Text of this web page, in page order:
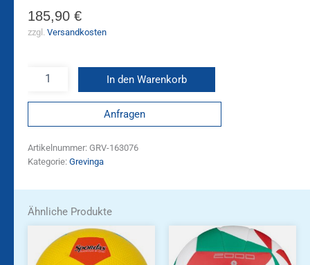
185,90 €
zzgl. Versandkosten
In den Warenkorb
Anfragen
Artikelnummer: GRV-163076
Kategorie: Grevinga
Ähnliche Produkte